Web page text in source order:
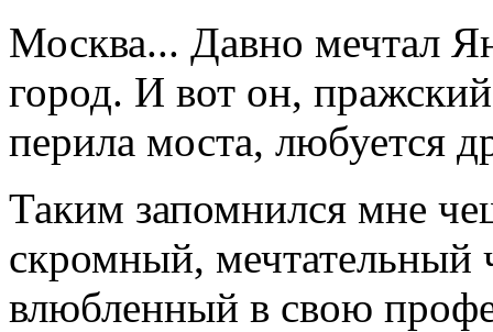
Москва... Давно мечтал
город. И вот он,
перила моста, любуется
Таким запомнился мне
скромный, мечтательный
влюбленный в свою